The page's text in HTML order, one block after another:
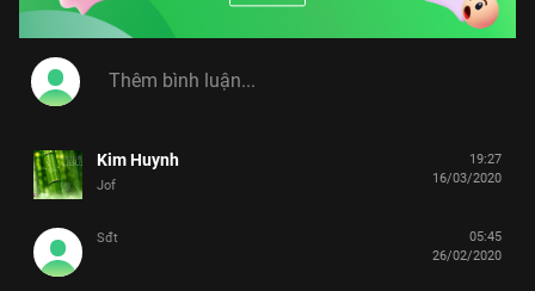
Kim Huynh
Jof
19:27
16/03/2020
Sđt
05:45
26/02/2020